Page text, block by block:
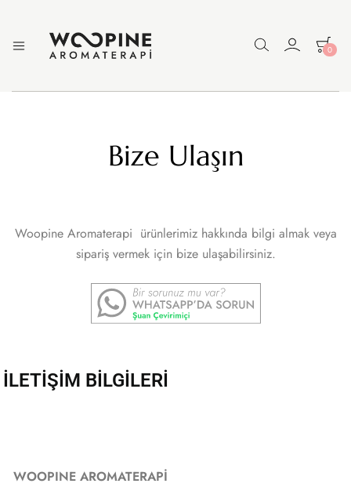
Woopine
Uçucu
Çakra
Aromaterapi
0
Bize Ulaşın
Woopine Aromaterapi ürünlerimiz hakkında bilgi almak veya
sipariş vermek için bize ulaşabilirsiniz.
İLETİŞİM BİLGİLERİ
WOOPINE AROMATERAPİ